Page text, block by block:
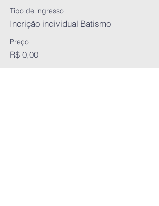
Tipo de ingresso
Incrição individual Batismo
Preço
R$ 0,00